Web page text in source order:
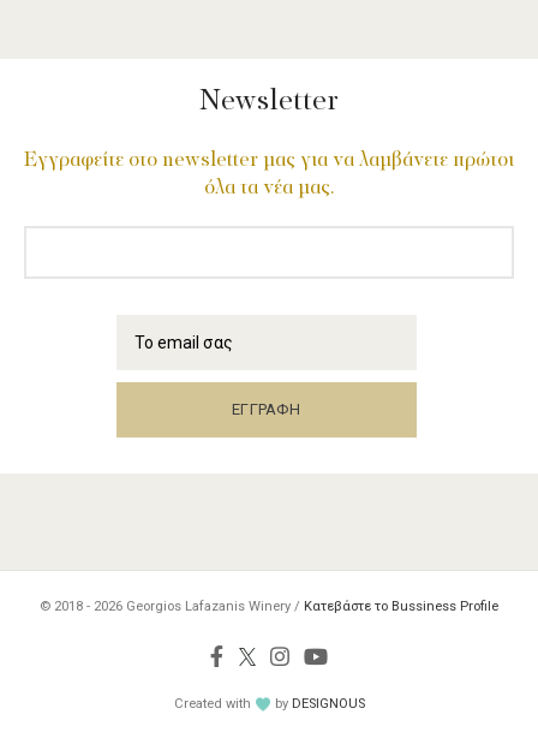
Newsletter
Εγγραφείτε στο newsletter μας για να λαμβάνετε πρώτοι
όλα τα νέα μας.
© 2018 - 2026 Georgios Lafazanis Winery / Κατεβάστε το Bussiness Profile
Created with by DESIGNOUS